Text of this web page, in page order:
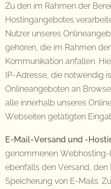
Zu den im Rahmen der
Hostingangebotes
Nutzer unseres
gehören, die im Rahmen
Kommunikation anfallen.
IP-Adresse, die notwendig
Onlineangeboten an
alle innerhalb unseres
Webseiten getätigten
E-Mail-Versand und -
genommenen
ebenfalls den Versand,
Speicherung von E-Mails.